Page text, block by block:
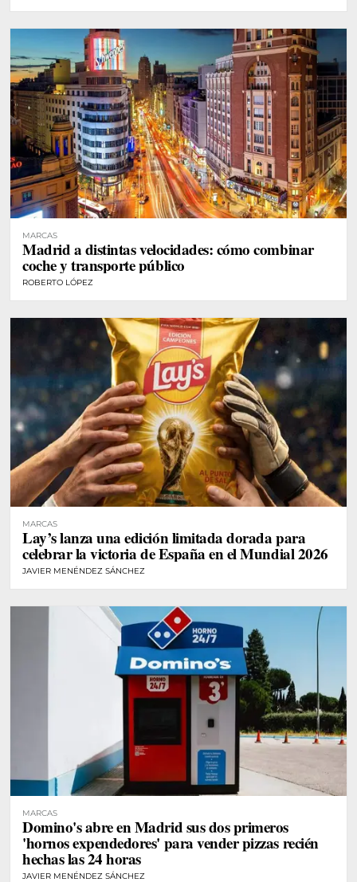
MARCAS
Madrid a distintas velocidades: cómo combinar
coche y transporte público
ROBERTO LÓPEZ
MARCAS
Lay’s lanza una edición limitada dorada para
celebrar la victoria de España en el Mundial 2026
JAVIER MENÉNDEZ SÁNCHEZ
MARCAS
Domino's abre en Madrid sus dos primeros
'hornos expendedores' para vender pizzas recién
hechas las 24 horas
JAVIER MENÉNDEZ SÁNCHEZ